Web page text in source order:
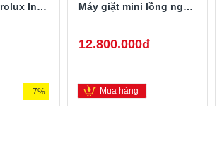
Máy Giặt Electrolux Inverter 10 Kg EWF1024D3WB
--7%
Máy giặt mini lồng ngang Twinwash LG T2735NWLV 3.5Kg
12.800.000đ
Mua hàng